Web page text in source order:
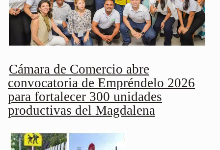
Cámara de Comercio abre
convocatoria de Empréndelo 2026
para fortalecer 300 unidades
productivas del Magdalena